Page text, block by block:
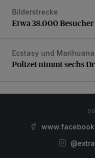
Etwa 38.000
Bilderstrecke
Etwa 38.000
Polizei nimmt sechs
Ecstasy und Marihuana
Polizei nimmt sechs